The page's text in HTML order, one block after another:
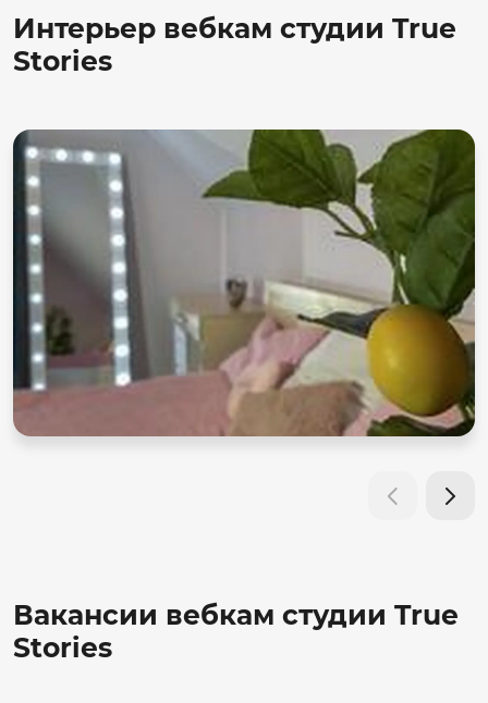
Интерьер вебкам студии True
Stories
Вакансии вебкам студии True
Stories